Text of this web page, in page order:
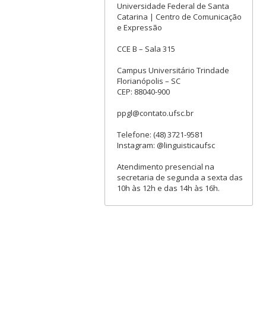
Universidade Federal de Santa
Catarina | Centro de Comunicação
e Expressão
CCE B – Sala 315
Campus Universitário Trindade
Florianópolis – SC
CEP: 88040-900
ppgl@contato.ufsc.br
Telefone: (48) 3721-9581
Instagram: @linguisticaufsc
Atendimento presencial na
secretaria de segunda a sexta das
10h às 12h e das 14h às 16h.